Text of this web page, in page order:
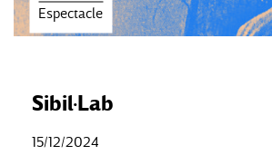
Espectacle
Sibil·Lab
15/12/2024